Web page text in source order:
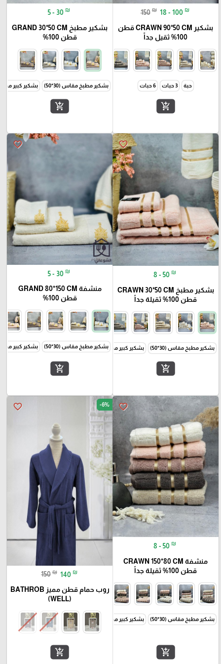
150 ₪ 18 - 100 ₪
بشكير CRAWN 90*50 CM قطن
100% ثقيل جداً
حبة 3 حبات 6 حبات
add_shopping_cart
5 - 30 ₪
بشكير مطبخ GRAND 30*50 CM
قطن 100%
بشكير مطبخ مقاس (30*50) بشكير كبير مقاس
add_shopping_cart
favorite_border
8 - 50 ₪
بشكير مطبخ CRAWN 30*50 CM
قطن 100% ثقيلة جداً
بشكير مطبخ مقاس (30*50) بشكير كبير مقاس (50*90) منشفة كبيرة مقاس (80*150 )
add_shopping_cart
favorite_border
5 - 30 ₪
منشفة GRAND 80*150 CM
قطن 100%
بشكير مطبخ مقاس (30*50) بشكير كبير مقاس
add_shopping_cart
favorite_border
8 - 50 ₪
منشفة CRAWN 150*80 CM
قطن 100% ثقيلة جداً
بشكير مطبخ مقاس (30*50) بشكير كبير مقاس (50*90) منشفة كبيرة مقاس (80*150 )
add_shopping_cart
favorite_border -6%
150 ₪ 140 ₪
روب حمام قطن مميز BATHROB
(WELL)
add_shopping_cart